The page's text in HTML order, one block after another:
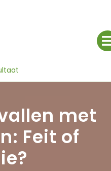
met
Feit of